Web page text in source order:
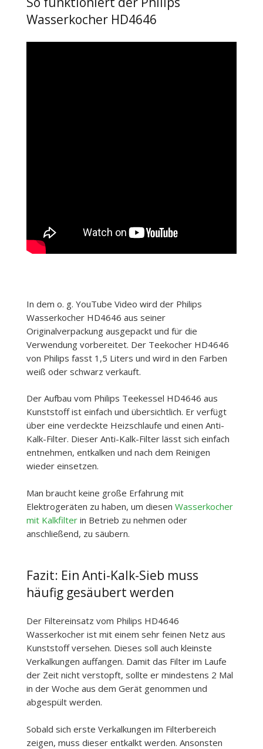
Wasserkocher HD4646
In dem o. g. YouTube Video wird der Philips
Wasserkocher HD4646 aus seiner
Originalverpackung ausgepackt und für die
Verwendung vorbereitet. Der Teekocher HD4646
von Philips fasst 1,5 Liters und wird in den Farben
weiß oder schwarz verkauft.
Der Aufbau vom Philips Teekessel HD4646 aus
Kunststoff ist einfach und übersichtlich. Er verfügt
über eine verdeckte Heizschlaufe und einen Anti-
Kalk-Filter. Dieser Anti-Kalk-Filter lässt sich einfach
entnehmen, entkalken und nach dem Reinigen
wieder einsetzen.
Man braucht keine große Erfahrung mit
Elektrogeräten zu haben, um diesen Wasserkocher
mit Kalkfilter in Betrieb zu nehmen oder
anschließend, zu säubern.
Fazit: Ein Anti-Kalk-Sieb muss
häufig gesäubert werden
Der Filtereinsatz vom Philips HD4646
Wasserkocher ist mit einem sehr feinen Netz aus
Kunststoff versehen. Dieses soll auch kleinste
Verkalkungen auffangen. Damit das Filter im Laufe
der Zeit nicht verstopft, sollte er mindestens 2 Mal
in der Woche aus dem Gerät genommen und
abgespült werden.
Sobald sich erste Verkalkungen im Filterbereich
zeigen, muss dieser entkalkt werden. Ansonsten